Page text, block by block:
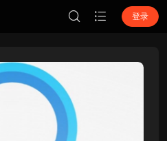
登录